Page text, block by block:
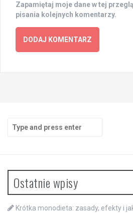
Zapamiętaj moje dane w tej
pisania kolejnych komentarzy.
Search
for:
Ostatnie wpisy
Krótka monodieta: zasady, efekty i